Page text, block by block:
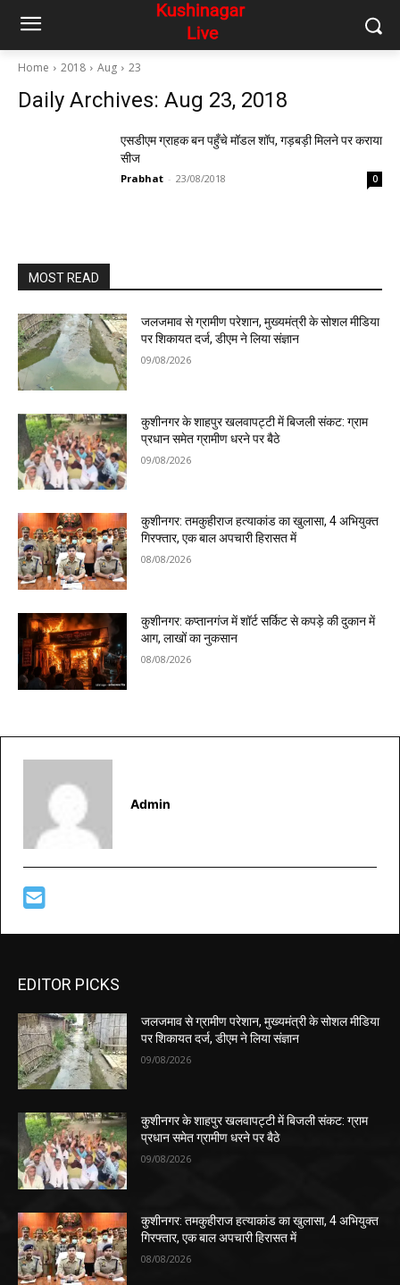
Home 2018 Aug 23
Daily Archives: Aug 23, 2018
एसडीएम ग्राहक बन पहुँचे मॉडल शॉप, गड़बड़ी मिलने पर कराया
सीज
Prabhat - 23/08/2018 0
MOST READ
जलजमाव से ग्रामीण परेशान, मुख्यमंत्री के सोशल मीडिया
पर शिकायत दर्ज, डीएम ने लिया संज्ञान
09/08/2026
कुशीनगर के शाहपुर खलवापट्टी में बिजली संकट: ग्राम
प्रधान समेत ग्रामीण धरने पर बैठे
09/08/2026
कुशीनगर: तमकुहीराज हत्याकांड का खुलासा, 4 अभियुक्त
गिरफ्तार, एक बाल अपचारी हिरासत में
08/08/2026
कुशीनगर: कप्तानगंज में शॉर्ट सर्किट से कपड़े की दुकान में
आग, लाखों का नुकसान
08/08/2026
Admin
EDITOR PICKS
जलजमाव से ग्रामीण परेशान, मुख्यमंत्री के सोशल मीडिया
पर शिकायत दर्ज, डीएम ने लिया संज्ञान
09/08/2026
कुशीनगर के शाहपुर खलवापट्टी में बिजली संकट: ग्राम
प्रधान समेत ग्रामीण धरने पर बैठे
09/08/2026
कुशीनगर: तमकुहीराज हत्याकांड का खुलासा, 4 अभियुक्त
गिरफ्तार, एक बाल अपचारी हिरासत में
08/08/2026